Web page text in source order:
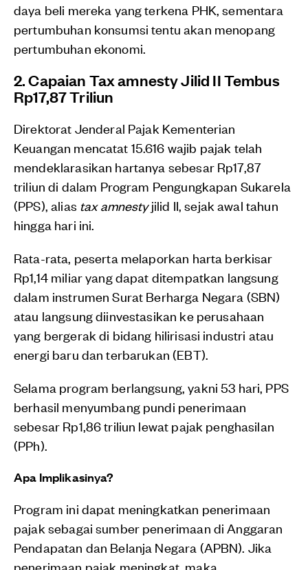
daya beli mereka yang terkena PHK, sementara
pertumbuhan konsumsi tentu akan menopang
pertumbuhan ekonomi.
2. Capaian Tax amnesty Jilid II Tembus
Rp17,87 Triliun
Direktorat Jenderal Pajak Kementerian
Keuangan mencatat 15.616 wajib pajak telah
mendeklarasikan hartanya sebesar Rp17,87
triliun di dalam Program Pengungkapan Sukarela
(PPS), alias tax amnestyjilid II, sejak awal tahun
hingga hari ini.
Rata-rata, peserta melaporkan harta berkisar
Rp1,14 miliar yang dapat ditempatkan langsung
dalam instrumen Surat Berharga Negara (SBN)
atau langsung diinvestasikan ke perusahaan
yang bergerak di bidang hilirisasi industri atau
energi baru dan terbarukan (EBT).
Selama program berlangsung, yakni 53 hari, PPS
berhasil menyumbang pundi penerimaan
sebesar Rp1,86 triliun lewat pajak penghasilan
(PPh).
Apa Implikasinya?
Program ini dapat meningkatkan penerimaan
pajak sebagai sumber penerimaan di Anggaran
Pendapatan dan Belanja Negara (APBN). Jika
penerimaan pajak meningkat, maka